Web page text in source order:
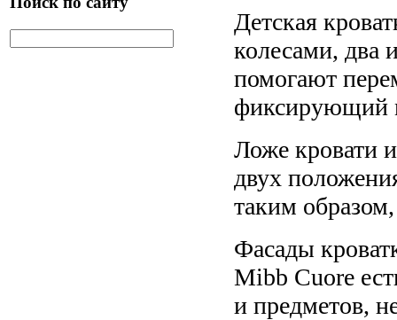
Детская
колесами, два
помогают
фиксирующий
Ложе кровати
двух
таким
Фасады
Mibb Cuore
и предметов,